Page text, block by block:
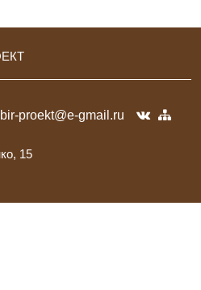
proekt@e-gmail.ru
15